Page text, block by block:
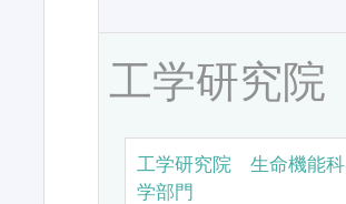
工学研究院
工学研究院 生命機能科
学部門